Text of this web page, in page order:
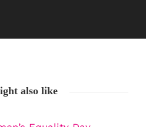
also like